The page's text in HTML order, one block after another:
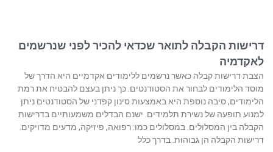
דרישות הקבלה לתואר שכדאי להכיר לפני שנרשמים
לאקדמיה
הצבת דרישות קבלה כאשר נרשמים ללימודים אקדמיים היא הדרך של
מוסד הלימודים לבחור את הסטודנטים. כך ניתן בעצם להבטיח את רמת
הלימודים, סיבה נוספת היא באמצעות סינון קפדני של הסטודנטים ניתן
למנוע תופעה של נשירת תלמידים. ישנם הבדלים משמעותיים בדרישות
הקבלה בין המסלולים. במסלולים כמו: רפואה, פיזיקה, מדעים מדויקים.
דרישות הקבלה הן גבוהות. בדרך כלל